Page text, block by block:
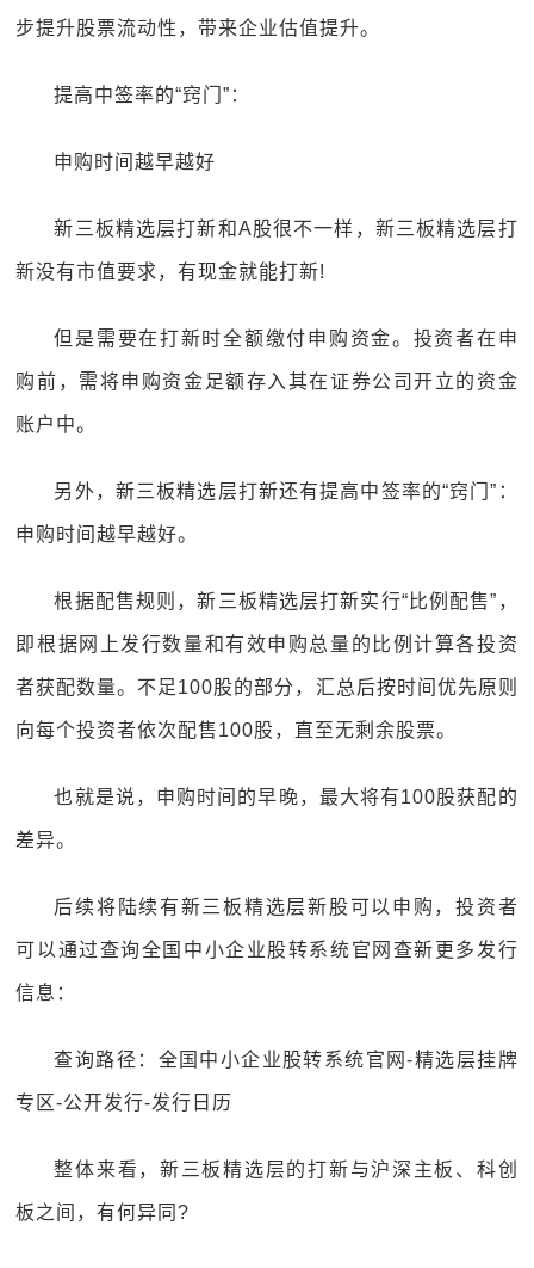
步提升股票流动性，带来企业估值提升。
提高中签率的“窍门”：
申购时间越早越好
新三板精选层打新和A股很不一样，新三板精选层打
新没有市值要求，有现金就能打新!
但是需要在打新时全额缴付申购资金。投资者在申
购前，需将申购资金足额存入其在证券公司开立的资金
账户中。
另外，新三板精选层打新还有提高中签率的“窍门”：
申购时间越早越好。
根据配售规则，新三板精选层打新实行“比例配售”，
即根据网上发行数量和有效申购总量的比例计算各投资
者获配数量。不足100股的部分，汇总后按时间优先原则
向每个投资者依次配售100股，直至无剩余股票。
也就是说，申购时间的早晚，最大将有100股获配的
差异。
后续将陆续有新三板精选层新股可以申购，投资者
可以通过查询全国中小企业股转系统官网查新更多发行
信息：
查询路径：全国中小企业股转系统官网-精选层挂牌
专区-公开发行-发行日历
整体来看，新三板精选层的打新与沪深主板、科创
板之间，有何异同?